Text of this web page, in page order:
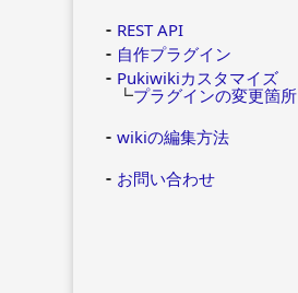
REST API
自作プラグイン
Pukiwikiカスタマイズ
┗プラグインの変更箇所
wikiの編集方法
お問い合わせ